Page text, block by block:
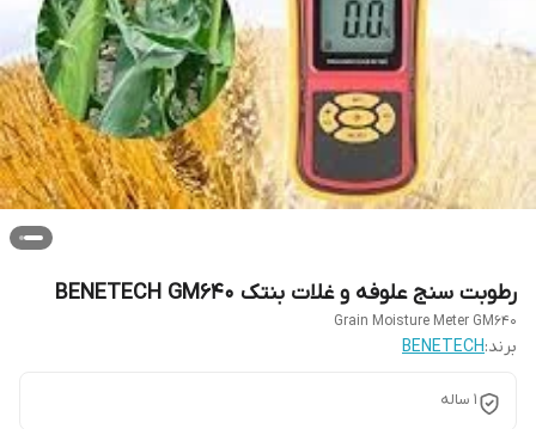
رطوبت سنج علوفه و غلات بنتک BENETECH GM640
Grain Moisture Meter GM640
برند:BENETECH
1 ساله